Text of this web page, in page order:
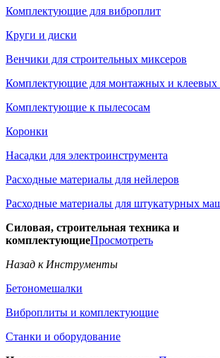
Комплектующие для виброплит
Круги и диски
Венчики для строительных миксеров
Комплектующие для монтажных и клеевых
Комплектующие к пылесосам
Коронки
Насадки для электроинструмента
Расходные материалы для нейлеров
Расходные материалы для штукатурных
Силовая, строительная техника и
комплектующиеПросмотреть
Назад к Инструменты
Бетономешалки
Виброплиты и комплектующие
Станки и оборудование